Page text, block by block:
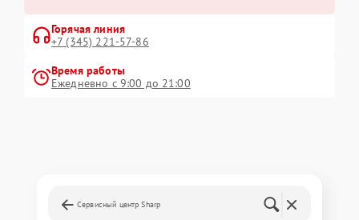
Горячая линия
+7 (345) 221-57-86
Время работы
Ежедневно с 9:00 до 21:00
Сервисный центр Sharp